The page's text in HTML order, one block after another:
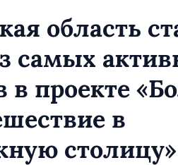
область
самых
в проекте
в
столицу»